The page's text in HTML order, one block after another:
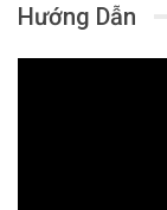
Hướng Dẫn